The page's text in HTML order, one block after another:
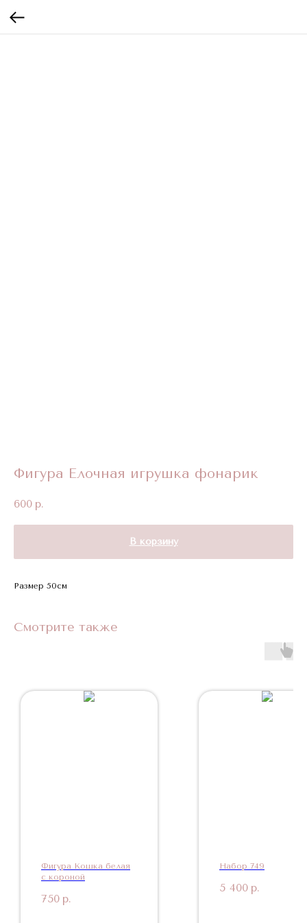
Фигура Елочная игрушка фонарик
600 р.
В корзину
Размер 50см
Смотрите также
Фигура Кошка белая
с короной
750 р.
Набор 749
5 400 р.